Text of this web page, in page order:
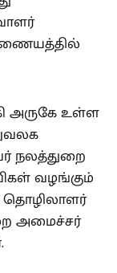
அருகே உள்ள
நலத்துறை
வழங்கும்
தொழிலாளர்
அமைச்சர்